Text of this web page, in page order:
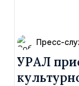
Пресс-
УРАЛ